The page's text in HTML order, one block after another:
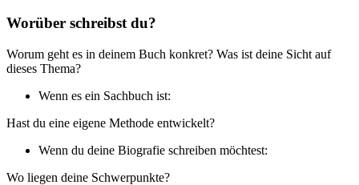
Worüber schreibst du?
Worum geht es in deinem Buch konkret? Was ist deine Sicht auf
dieses Thema?
Wenn es ein Sachbuch ist:
Hast du eine eigene Methode entwickelt?
Wenn du deine Biografie schreiben möchtest:
Wo liegen deine Schwerpunkte?